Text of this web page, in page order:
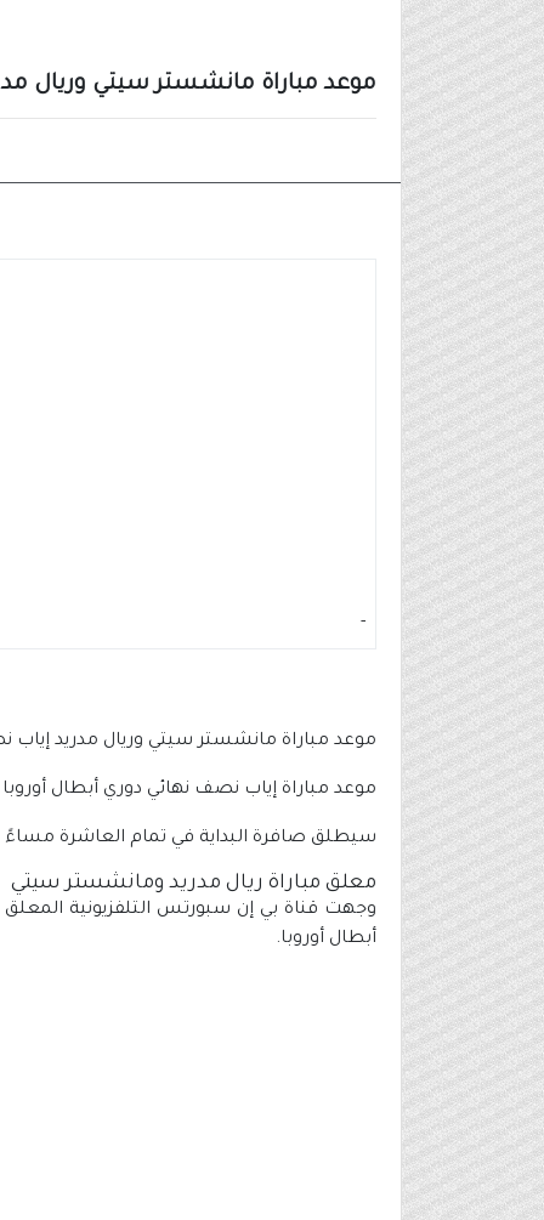
موعد مباراة مانشستر سيتي وريال
-
موعد مباراة مانشستر سيتي وريال مدريد إياب
موعد مباراة إياب نصف نهائي دوري أبطال أوروبا 2022-2023 بين مانشستر سيتي وريال مدريد الأربعاء 17 مايو 2023 على ملعب الاتحاد في
سيطلق صافرة البداية في تمام العاشرة
معلق مباراة ريال مدريد ومانشستر سيتي
وجهت قناة بي إن سبورتس التلفزيونية
أبطال أوروبا.